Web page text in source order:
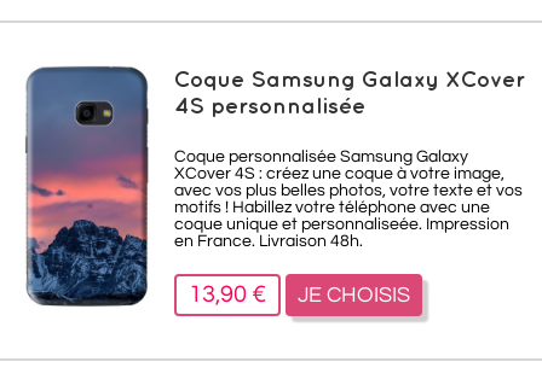
Coque Samsung Galaxy XCover
4S personnalisée
Coque personnalisée Samsung Galaxy
XCover 4S : créez une coque à votre image,
avec vos plus belles photos, votre texte et vos
motifs ! Habillez votre téléphone avec une
coque unique et personnaliseée. Impression
en France. Livraison 48h.
13,90 € JE CHOISIS